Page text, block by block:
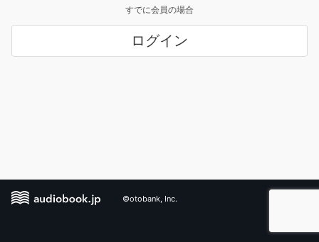
すでに会員の場合
ログイン
©otobank, Inc.